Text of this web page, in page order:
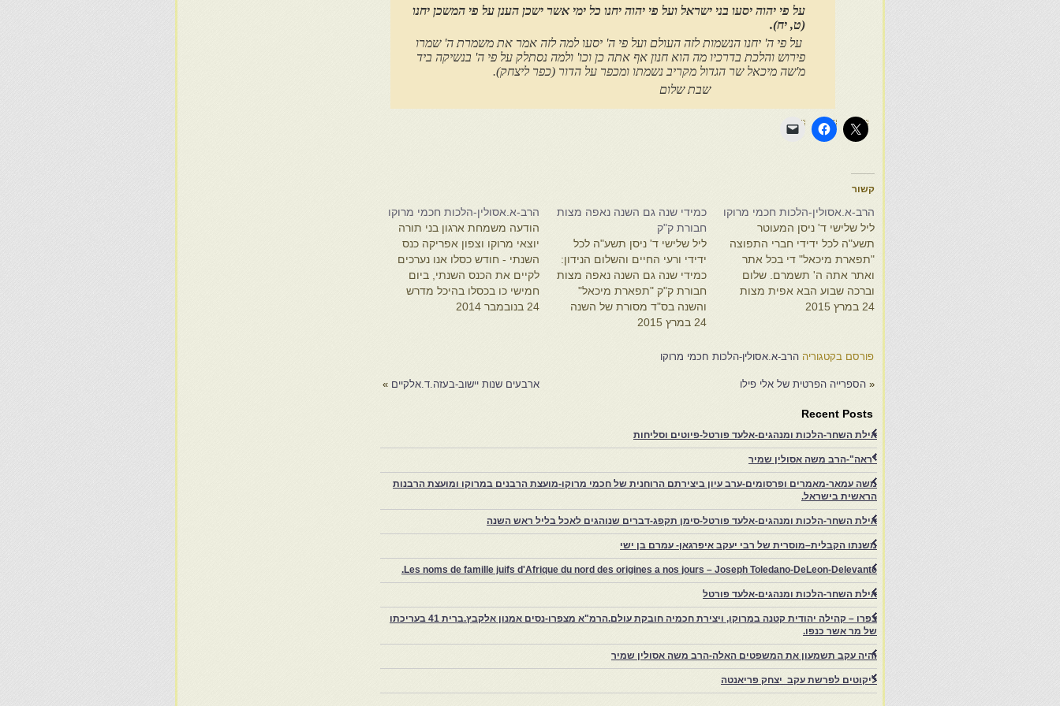
על פי יהוה יסעו בני ישראל ועל פי יהוה יחנו כל ימי אשר ישכן הענן על פי המשכן יחנו
(ט, יח).
על פי ה' יחנו הנשמות לזה העולם ועל פי ה' יסעו למה לזה אמר את משמרת ה' שמרו
פירוש והלכת בדרכיו מה הוא חנון אף אתה כן וכו' ולמה נסתלק על פי ה' בנשיקה ביד
מ'שה מיכאל שר הגדול מקריב נשמתו ומכפר על הדור (כפר ליצחק).
שבת שלום
קשור
הרב-א.אסולין-הלכות חכמי מרוקו
ליל שלישי ד' ניסן המעוטר
תשע"ה לכל ידידי חברי התפוצה
"תפארת מיכאל" די בכל אתר
ואתר אתה ה' תשמרם. שלום
וברכה שבוע הבא אפית מצות
שעל ידי קהילתו כמסורת השנים
השנה נקיים את הפסח כהלכתו.
24 במרץ 2015
כמידי שנה גם השנה נאפה מצות
חבורת ק"ק
ליל שלישי ד' ניסן תשע"ה לכל
ידידי ורעי החיים והשלום הנידון:
כמידי שנה גם השנה נאפה מצות
חבורת ק"ק "תפארת מיכאל"
והשנה בס"ד מסורת של השנה
רביעית. הכל כמסורת בית
בג' נקבים הראשונה כנגד
24 במרץ 2015
הרב-א.אסולין-הלכות חכמי מרוקו
הודעה משמחת ארגון בני תורה
יוצאי מרוקו וצפון אפריקה כנס
השנתי - חודש כסלו אנו נערכים
לקיים את הכנס השנתי, ביום
חמישי כו בכסלו בהיכל מדרש
24 בנובמבר 2014
פורסם בקטגוריה הרב-א.אסולין-הלכות חכמי מרוקו
« הספרייה הפרטית של אלי פילו ארבעים שנות יישוב-בעזה.ד.אלקיים »
Recent Posts
אילת השחר-הלכות ומנהגים-אלעד פורטל-פיוטים וסליחות
"ראה"-הרב משה אסולין שמיר
משה עמאר-מאמרים ופרסומים-ערב עיון ביצירתם הרוחנית של חכמי מרוקו-מועצת הרבנים במרוקו ומועצת הרבנות
הראשית בישראל.
אילת השחר-הלכות ומנהגים-אלעד פורטל-סימן תקפג-דברים שנוהגים לאכל בליל ראש השנה
משנתו הקבלית–מוסרית של רבי יעקב איפרגאן- עמרם בן ישי
Les noms de famille juifs d'Afrique du nord des origines a nos jours – Joseph Toledano-DeLeon-Delevante.
אילת השחר-הלכות ומנהגים-אלעד פורטל
צפרו – קהילה יהודית קטנה במרוקו, ויצירת חכמיה חובקת עולם.הרמ"א מצפרו-נסים אמנון אלקבץ.ברית 41 בעריכתו
של מר אשר כנפו.
והיה עקב תשמעון את המשפטים האלה-הרב משה אסולין שמיר
ליקוטים לפרשת עקב יצחק פריאנטה